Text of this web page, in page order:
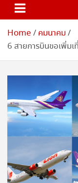
Home
คมนาคม
6 สายการบินขอเพิ่ม